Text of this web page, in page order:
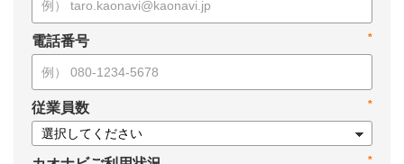
*
電話番号
*
従業員数
*